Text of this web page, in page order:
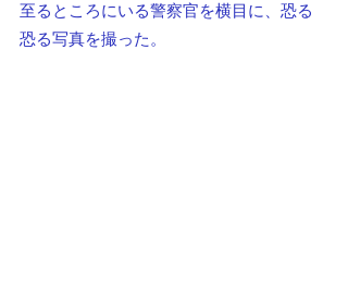
至るところにいる警察官を横目に、恐る
恐る写真を撮った。